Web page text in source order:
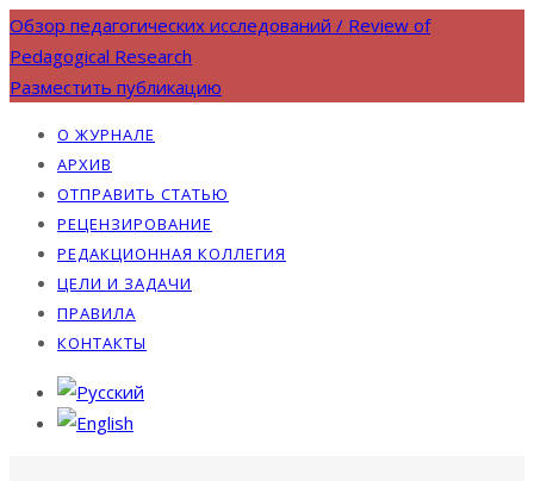
Обзор педагогических исследований / Review of
Pedagogical Research
Разместить публикацию
О ЖУРНАЛЕ
АРХИВ
ОТПРАВИТЬ СТАТЬЮ
РЕЦЕНЗИРОВАНИЕ
РЕДАКЦИОННАЯ КОЛЛЕГИЯ
ЦЕЛИ И ЗАДАЧИ
ПРАВИЛА
КОНТАКТЫ